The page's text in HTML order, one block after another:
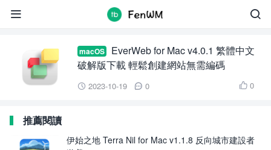


macOS
EverWeb for Mac v4.0.1 繁體中文
破解版下載 輕鬆創建網站無需編碼
 2023-10-19  0  0
推薦閱讀
伊始之地 Terra Nil for Mac v1.1.8 反向城市建設者